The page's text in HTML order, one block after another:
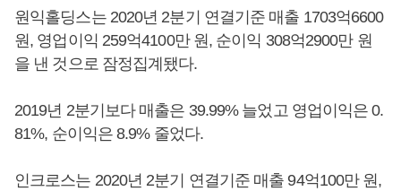
원익홀딩스는 2020년 2분기 연결기준 매출 1703억6600
원, 영업이익 259억4100만 원, 순이익 308억2900만 원
을 낸 것으로 잠정집계됐다.
2019년 2분기보다 매출은 39.99% 늘었고 영업이익은 0.
81%, 순이익은 8.9% 줄었다.
인크로스는 2020년 2분기 연결기준 매출 94억100만 원,